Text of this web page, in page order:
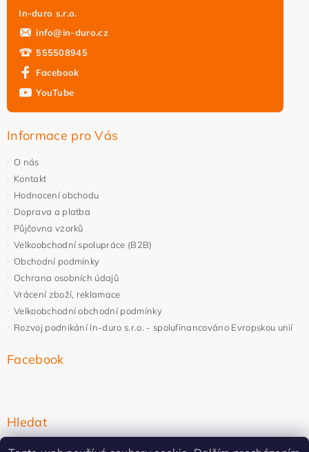
In-duro s.r.o.
info@in-duro.cz
555508945
Facebook
YouTube
Informace pro Vás
O nás
Kontakt
Hodnocení obchodu
Doprava a platba
Půjčovna vzorků
Velkoobchodní spolupráce (B2B)
Obchodní podmínky
Ochrana osobních údajů
Vrácení zboží, reklamace
Velkoobchodní obchodní podmínky
Rozvoj podnikání In-duro s.r.o. - spolufinancováno Evropskou unií
Facebook
Hledat